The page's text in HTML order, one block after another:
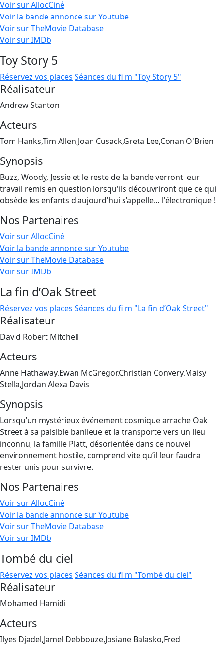
Voir sur AllocCiné
Voir la bande annonce sur Youtube
Voir sur TheMovie Database
Voir sur IMDb
Toy Story 5
Réservez vos places Séances du film "Toy Story 5"
Réalisateur
Andrew Stanton
Acteurs
Tom Hanks,Tim Allen,Joan Cusack,Greta Lee,Conan O'Brien
Synopsis
Buzz, Woody, Jessie et le reste de la bande verront leur
travail remis en question lorsqu'ils découvriront que ce qui
obsède les enfants d'aujourd'hui s’appelle… l'électronique !
Nos Partenaires
Voir sur AllocCiné
Voir la bande annonce sur Youtube
Voir sur TheMovie Database
Voir sur IMDb
La fin d’Oak Street
Réservez vos places Séances du film "La fin d’Oak Street"
Réalisateur
David Robert Mitchell
Acteurs
Anne Hathaway,Ewan McGregor,Christian Convery,Maisy
Stella,Jordan Alexa Davis
Synopsis
Lorsqu’un mystérieux événement cosmique arrache Oak
Street à sa paisible banlieue et la transporte vers un lieu
inconnu, la famille Platt, désorientée dans ce nouvel
environnement hostile, comprend vite qu’il leur faudra
rester unis pour survivre.
Nos Partenaires
Voir sur AllocCiné
Voir la bande annonce sur Youtube
Voir sur TheMovie Database
Voir sur IMDb
Tombé du ciel
Réservez vos places Séances du film "Tombé du ciel"
Réalisateur
Mohamed Hamidi
Acteurs
Ilyes Djadel,Jamel Debbouze,Josiane Balasko,Fred